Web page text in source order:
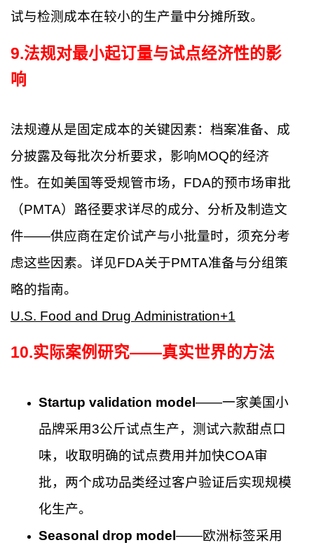
试与检测成本在较小的生产量中分摊所致。
9.法规对最小起订量与试点经济性的影
响
法规遵从是固定成本的关键因素：档案准备、成
分披露及每批次分析要求，影响MOQ的经济
性。在如美国等受规管市场，FDA的预市场审批
（PMTA）路径要求详尽的成分、分析及制造文
件——供应商在定价试产与小批量时，须充分考
虑这些因素。详见FDA关于PMTA准备与分组策
略的指南。
U.S. Food and Drug Administration+1
10.实际案例研究——真实世界的方法
Startup validation model——一家美国小
品牌采用3公斤试点生产，测试六款甜点口
味，收取明确的试点费用并加快COA审
批，两个成功品类经过客户验证后实现规模
化生产。
Seasonal drop model——欧洲标签采用